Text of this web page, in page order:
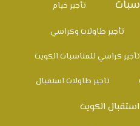
تأجير خيام
تأجير طاولات وكراسي
تأجير كراسي للمناسبات الكويت
تاجير طاولات استقبال
الكويت